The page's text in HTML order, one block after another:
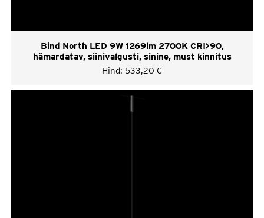
Bind North LED 9W 1269lm 2700K CRI>90,
hämardatav, siinivalgusti, sinine, must kinnitus
Hind: 533,20 €